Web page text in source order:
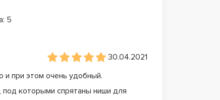
5
30.04.2021
и при этом очень удобный.
которыми спрятаны ниши для